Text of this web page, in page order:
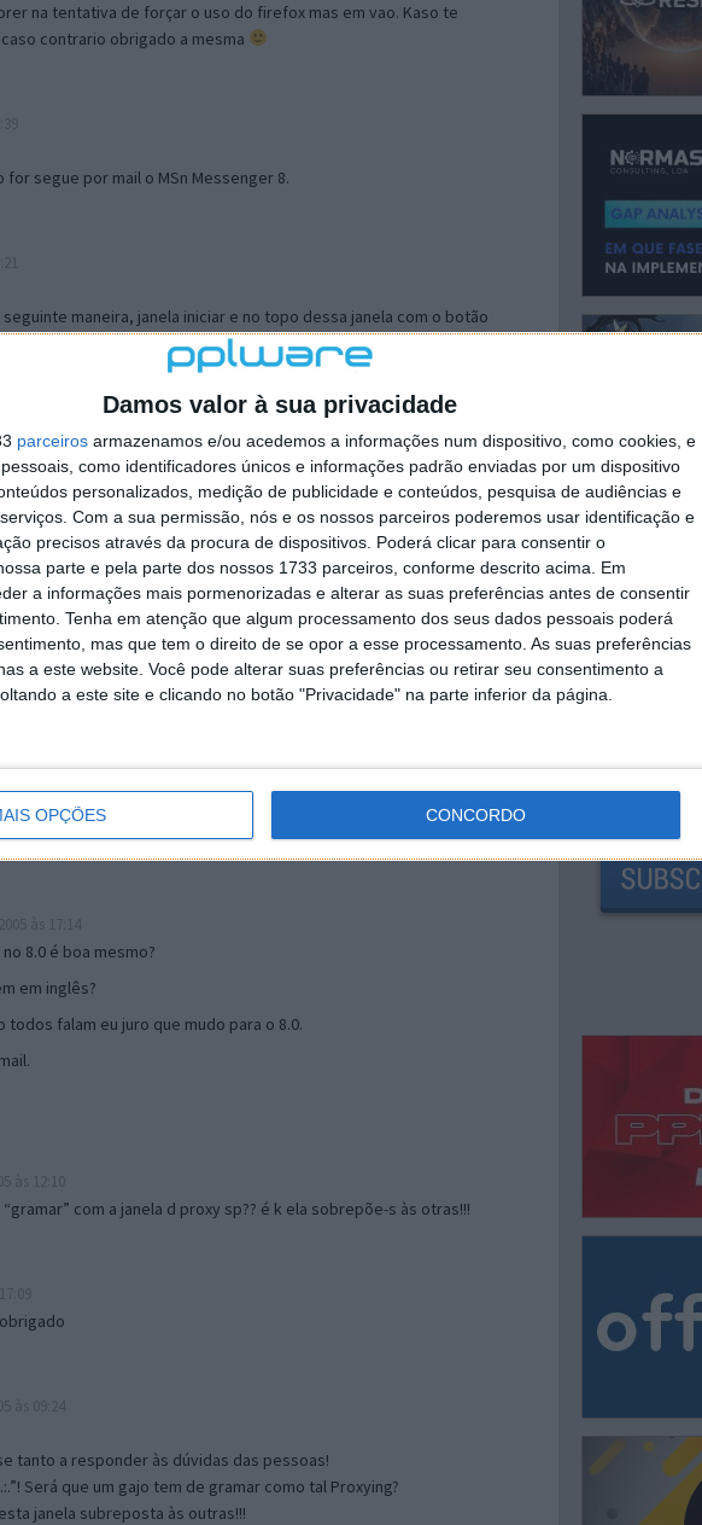
Damos valor à sua privacidade
parceiros armazenamos e/ou acedemos a informações num dispositivo, como cookies, e
como identificadores únicos e informações padrão enviadas por um dispositivo
personalizados, medição de publicidade e conteúdos, pesquisa de audiências e
Com a sua permissão, nós e os nossos parceiros poderemos usar identificação e
precisos através da procura de dispositivos. Poderá clicar para consentir o
parte e pela parte dos nossos 1733 parceiros, conforme descrito acima. Em
a informações mais pormenorizadas e alterar as suas preferências antes de consentir
Tenha em atenção que algum processamento dos seus dados pessoais poderá
mas que tem o direito de se opor a esse processamento. As suas preferências
a este website. Você pode alterar suas preferências ou retirar seu consentimento a
a este site e clicando no botão "Privacidade" na parte inferior da página.
OPÇÕES CONCORDO
na tentativa de forçar o uso do firefox mas em vao. Kaso te
contrario obrigado a mesma
for segue por mail o MSn Messenger 8.
maneira, janela iniciar e no topo dessa janela com o botão
separador Menu ‘Iniciar’ clica no botão ‘Personalizar’ aí
escolheres o Browser com que queres navegar e o gestor de
ao teu Firefox e nas ferramentas ou tools escolhes ‘Opções’ ou
e logo perto do fim encontras um local para colocares um visto
é o browser predefinido.
mail algum.
17:00
8.0 é boa mesmo?
em inglês?
falam eu juro que mudo para o 8.0.
com a janela d proxy sp?? é k ela sobrepõe-s às otras!!!
tanto a responder às dúvidas das pessoas!
Será que um gajo tem de gramar como tal Proxying?
janela subreposta às outras!!!